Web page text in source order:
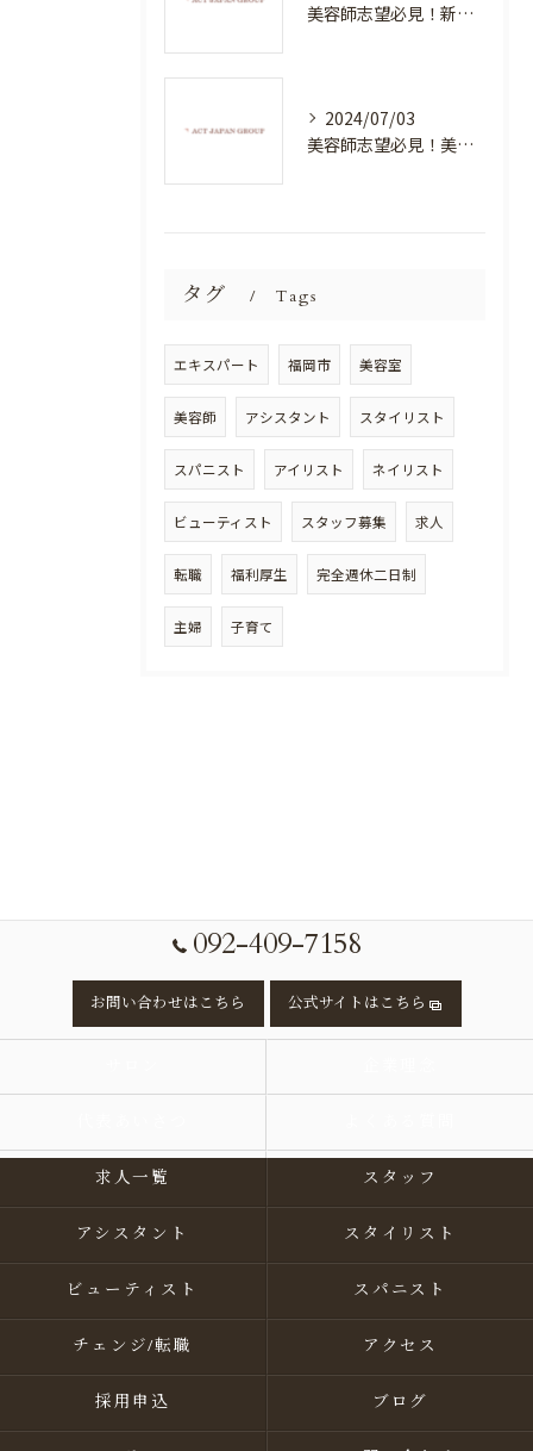
美容師志望必見！新たな価値を創造する美容室でハイレベルな技術を学べる環境
2024/07/03
美容師志望必見！美容室NEWSTANDARDで最高のスキルアップを目指そう！
タグ Tags
エキスパート 福岡市 美容室
美容師 アシスタント スタイリスト
スパニスト アイリスト ネイリスト
ビューティスト スタッフ募集 求人
転職 福利厚生 完全週休二日制
主婦 子育て
092-409-7158
お問い合わせはこちら 公式サイトはこちら
求人一覧 スタッフ
アシスタント スタイリスト
ビューティスト スパニスト
チェンジ/転職 アクセス
採用申込 ブログ